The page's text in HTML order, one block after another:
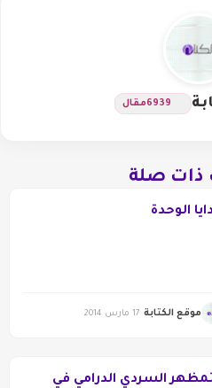
6939مقال
ذات صلة
الوحدة
موقع الكتابة 17 مارس 2014
السردي الدرامي في